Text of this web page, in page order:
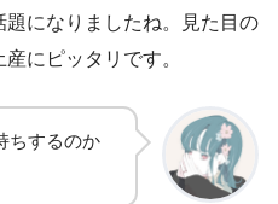
になりましたね。見た目の
にピッタリです。
ちするのか